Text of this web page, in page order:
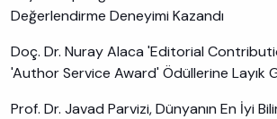
Değerlendirme Deneyimi Kazandı
Doç. Dr. Nuray Alaca 'Editorial
'Author Service Award' Ödüllerine Layık
Prof. Dr. Javad Parvizi, Dünyanın En İyi